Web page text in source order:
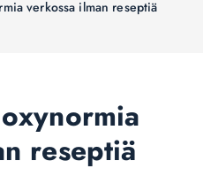
verkossa ilman reseptiä
reseptiä